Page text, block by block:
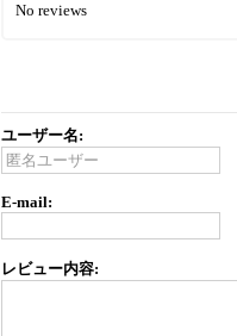
No reviews
ユーザー名:
E-mail:
レビュー内容: